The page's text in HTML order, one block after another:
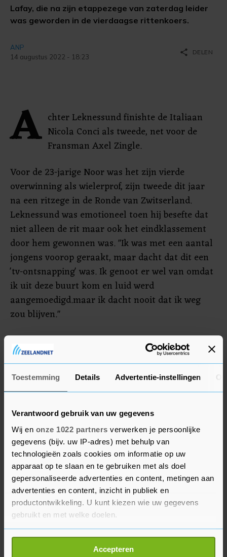
Toestemming Details Advertentie-instellingen
Verantwoord gebruik van uw gegevens
Wij en onze 1022 partners verwerken je persoonlijke
gegevens (bijv. uw IP-adres) met behulp van
technologieën zoals cookies om informatie op uw
apparaat op te slaan en te gebruiken met als doel
gepersonaliseerde advertenties en content, metingen aan
advertenties en content, inzicht in publiek en
productontwikkeling. U kunt kiezen wie uw gegevens
gebruikt en met welke doelen.
Als u het toestaat, willen we ook graag:
Informatie verzamelen over uw geografische
Accepteren
Lafay, die na zijn etappezege van zaterdag leider
was geworden in de vierdaagse rittenkoers.
ANP
14 augustus 2022 - 18:23
share DELEN
A chter Leknessund finishte de Italiaan
Nicola Conci als tweede, net voor de
Fransman Axel Zingle.
Voor de 23-jarige Noor was het zijn vierde
overwinning als wielerprof, zijn tweede dit jaar
na een ritzege in de Ronde van Zwitserland.
Leknessund was emotioneel toen hij besefte dat
niet alleen de rit maar ook het eindklassement
door hem gewonnen was. "Ik was met een aantal
jongens voorop geraakt, maar dacht dat dit een
'tv-ontsnapping' was. Ik genoot er wel van omdat
ik uit deze buurt kom en luid werd
aangemoedigd.maar ik dacht nooit dat ik weg
zou blijven."
Leknessund hield in het eindklassement de
Canadees Hugo Houle en de Italiaan Conci achter
zich.